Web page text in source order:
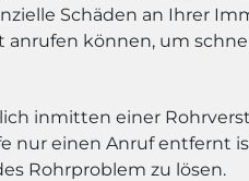
Schäden an Ihrer
können, um
inmitten einer
nur einen Anruf entfernt
Rohrproblem zu lösen.